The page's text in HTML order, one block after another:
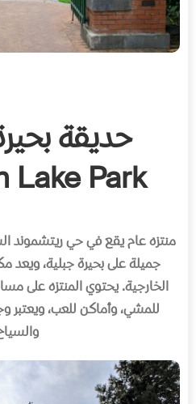
حديقة
Lake Park
منتزه عام يقع في حي ريتشموند
جميلة على بحيرة جبلية، ويعد
الخارجية.يحتوي المنتزه على
للمشي، وأماكن للعب، ويعتبر